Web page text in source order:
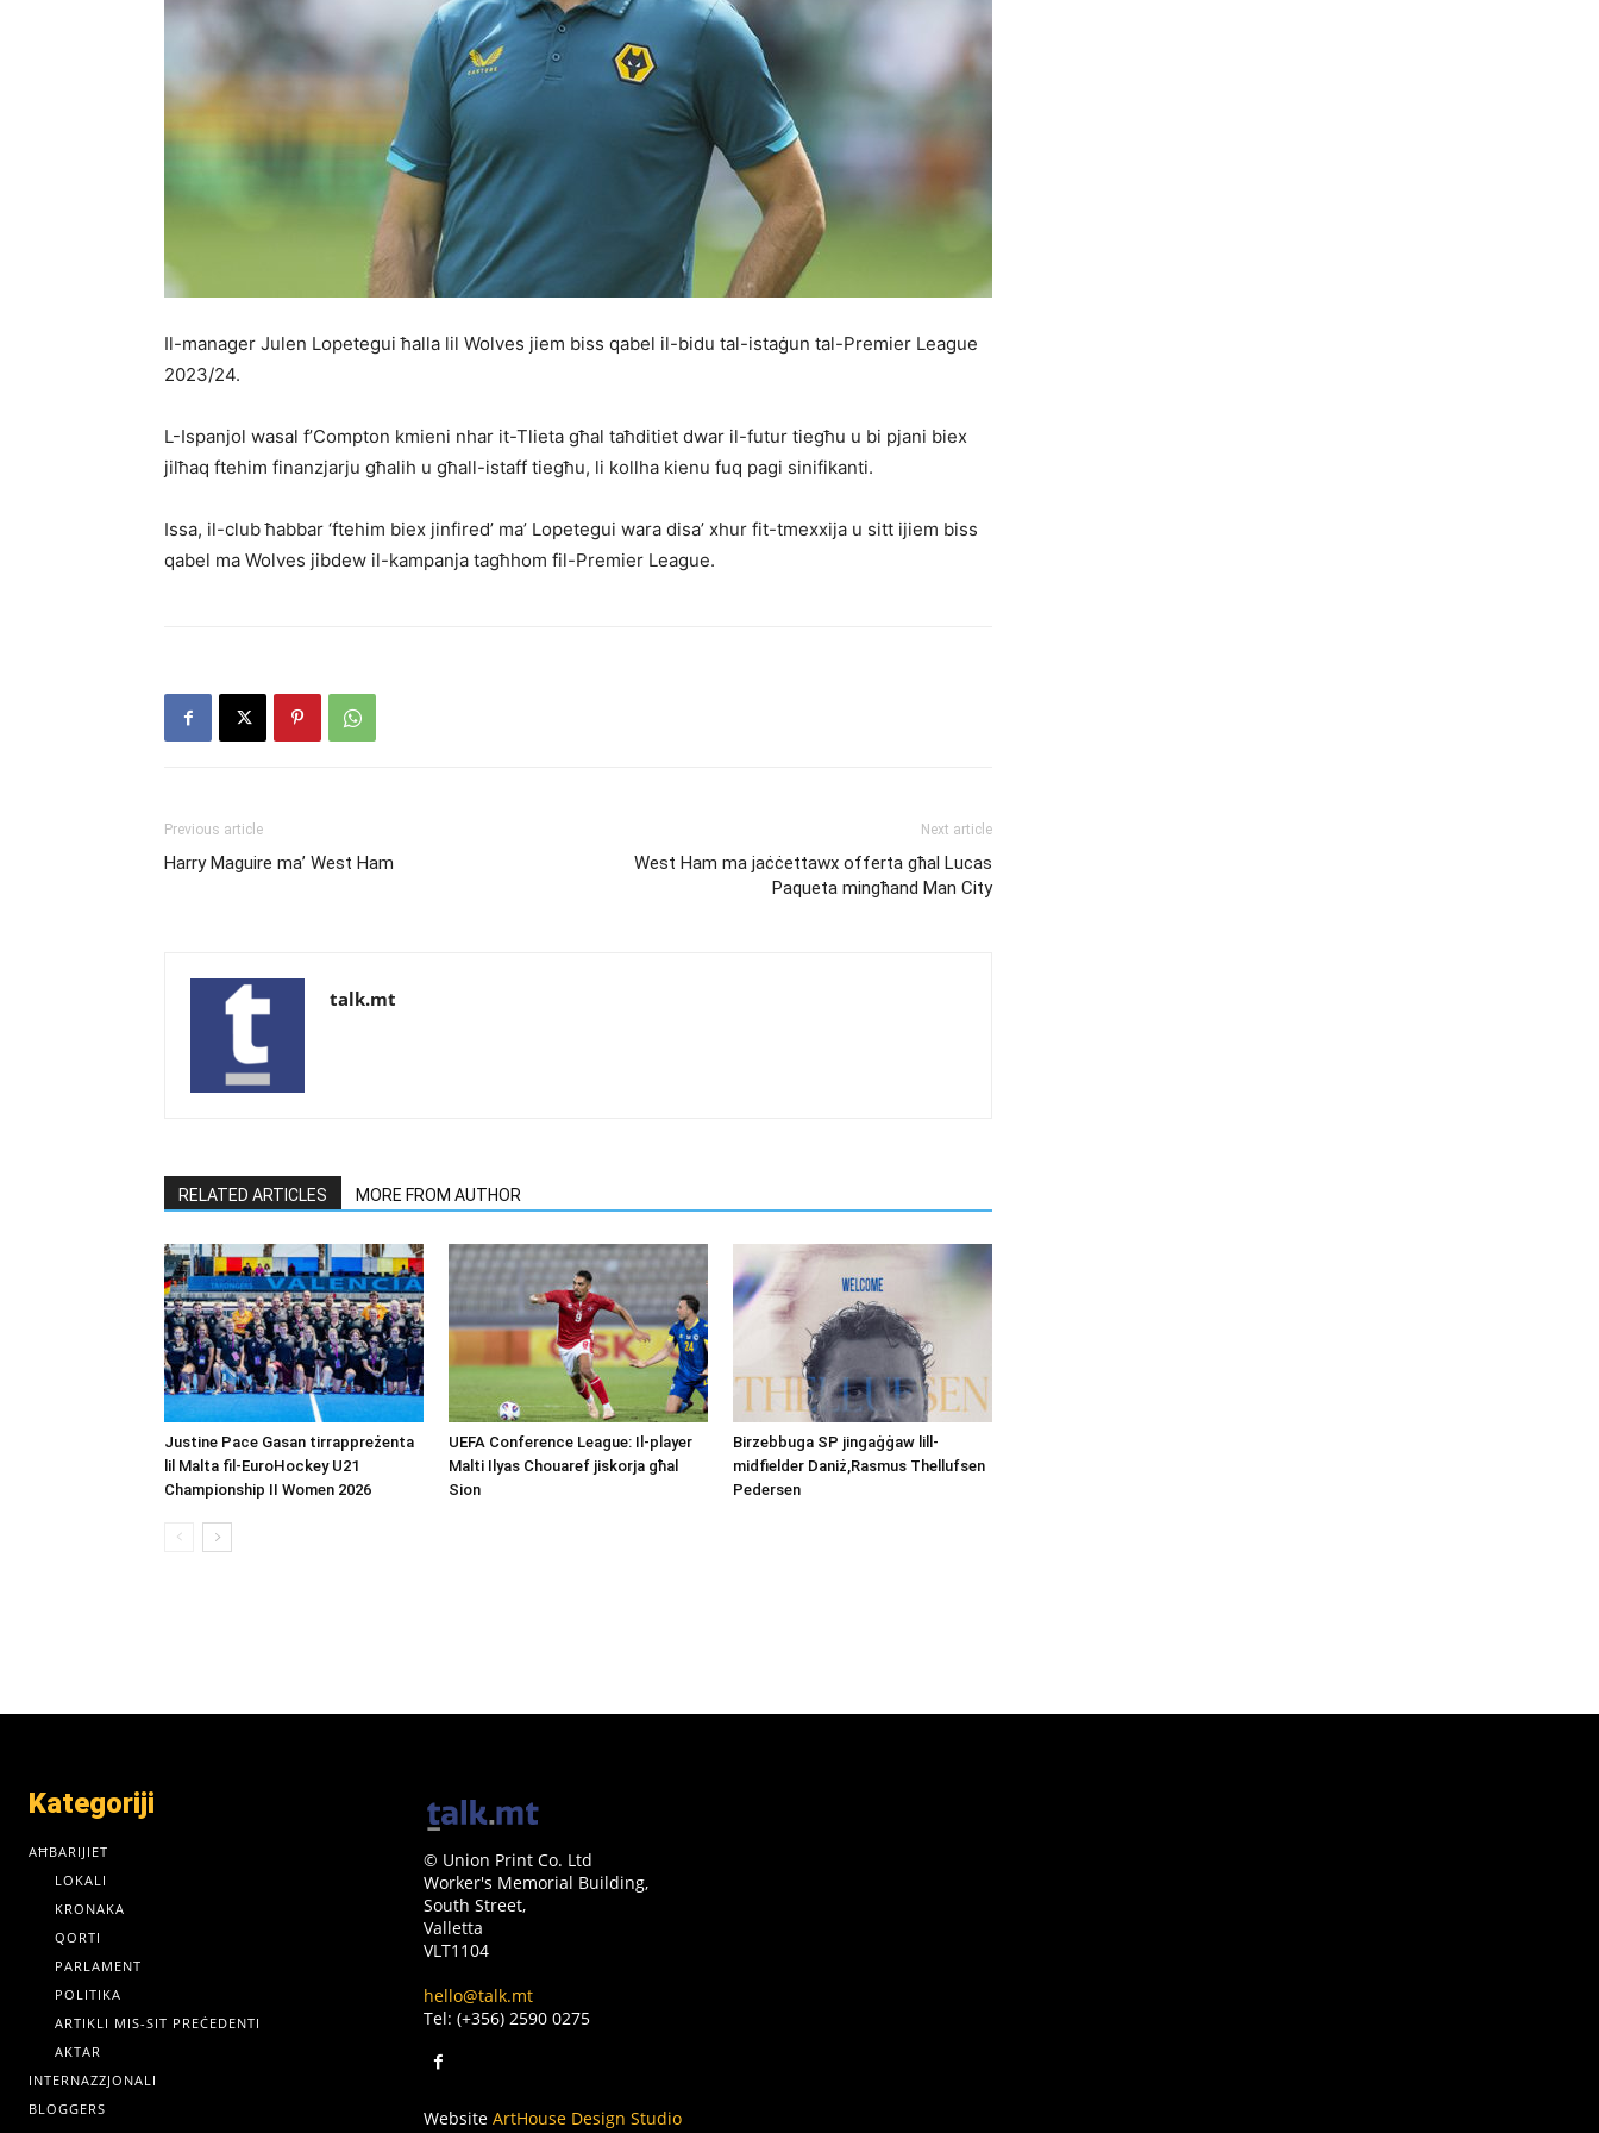
Il-manager Julen Lope­tegui ħalla lil Wolves jiem biss qabel il-bidu tal-istaġun tal-Premier League
2023/24.
L-Ispanjol wasal f’Compton kmieni nhar it-Tlieta għal taħditiet dwar il-futur tiegħu u bi pjani biex
jilħaq ftehim finanzjarju għalih u għall-istaff tiegħu, li kollha kienu fuq pagi sinifikanti.
Issa, il-club ħabbar ‘ftehim biex jinfired’ ma’ Lopetegui wara disa’ xhur fit-tmexxija u sitt ijiem biss
qabel ma Wolves jibdew il-kampanja tagħhom fil-Premier League.
Previous article
Harry Maguire ma’ West Ham
Next article
West Ham ma jaċċettawx offerta għal Lucas
Paqueta mingħand Man City
talk.mt
RELATED ARTICLES MORE FROM AUTHOR
Justine Pace Gasan tirrappreżenta
lil Malta fil-EuroHockey U21
Championship II Women 2026
UEFA Conference League: Il-player
Malti Ilyas Chouaref jiskorja għal
Sion
Birzebbuga SP jingaġġaw lill-
midfielder Daniż,Rasmus Thellufsen
Pedersen
Kategoriji
AĦBARIJIET
LOKALI
KRONAKA
QORTI
PARLAMENT
POLITIKA
ARTIKLI MIS-SIT PREĊEDENTI
AKTAR
INTERNAZZJONALI
BLOGGERS
© Union Print Co. Ltd
Worker's Memorial Building,
South Street,
Valletta
VLT1104
hello@talk.mt
Tel: (+356) 2590 0275
Website ArtHouse Design Studio